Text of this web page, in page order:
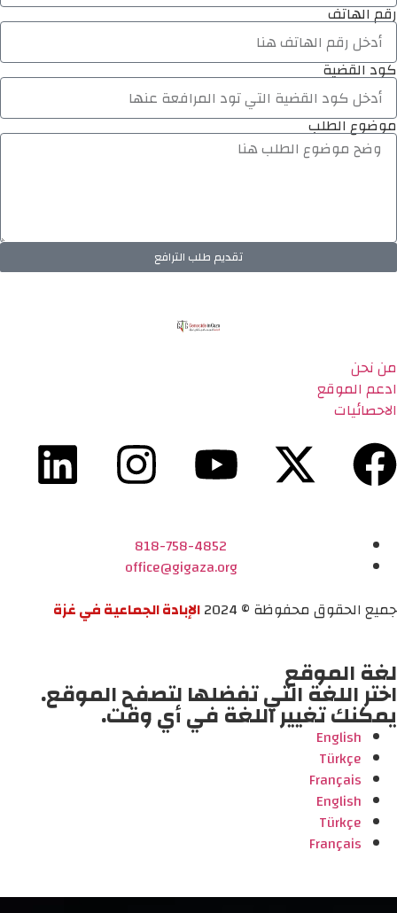
رقم الهاتف
كود القضية
موضوع الطلب
تقديم طلب الترافع
من نحن
ادعم الموقع
الاحصائيات
818-758-4852
office@gigaza.org
جميع الحقوق محفوظة © 2024
الإبادة الجماعية في غزة
لغة الموقع
اختر اللغة التي تفضلها لتصفح الموقع.
يمكنك تغيير اللغة في أي وقت.
English
Türkçe
Français
English
Türkçe
Français